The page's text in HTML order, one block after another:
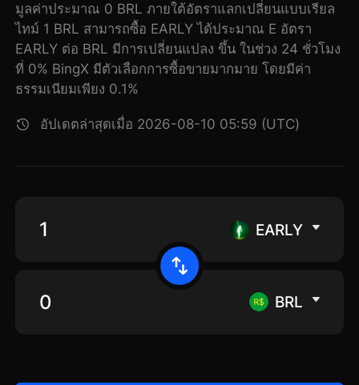
มูลค่าประมาณ 0 BRL ภายใต้อัตราแลกเปลี่ยนแบบเรียล
ไทม์ 1 BRL สามารถซื้อ EARLY ได้ประมาณ E อัตรา
EARLY ต่อ BRL มีการเปลี่ยนแปลง ขึ้น ในช่วง 24 ชั่วโมง
ที่ 0% BingX มีตัวเลือกการซื้อขายมากมาย โดยมีค่า
ธรรมเนียมเพียง 0.1%
อัปเดตล่าสุดเมื่อ 2026-08-10 05:59 (UTC)
EARLY
BRL